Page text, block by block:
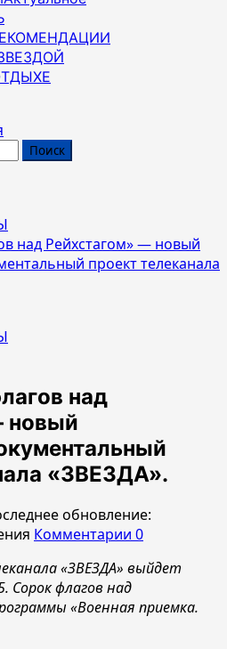
над Рейхстагом» — новый
проект телеканала
над
новый
«ЗВЕЗДА».
обновление:
Комментарии 0
«ЗВЕЗДА» выйдет
Сорок флагов над
«Военная приемка.